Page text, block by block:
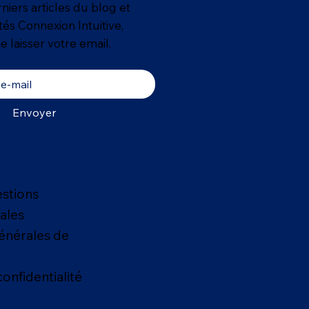
articles du blog et
Connexion Intuitive,
laisser votre email.
Envoyer
de